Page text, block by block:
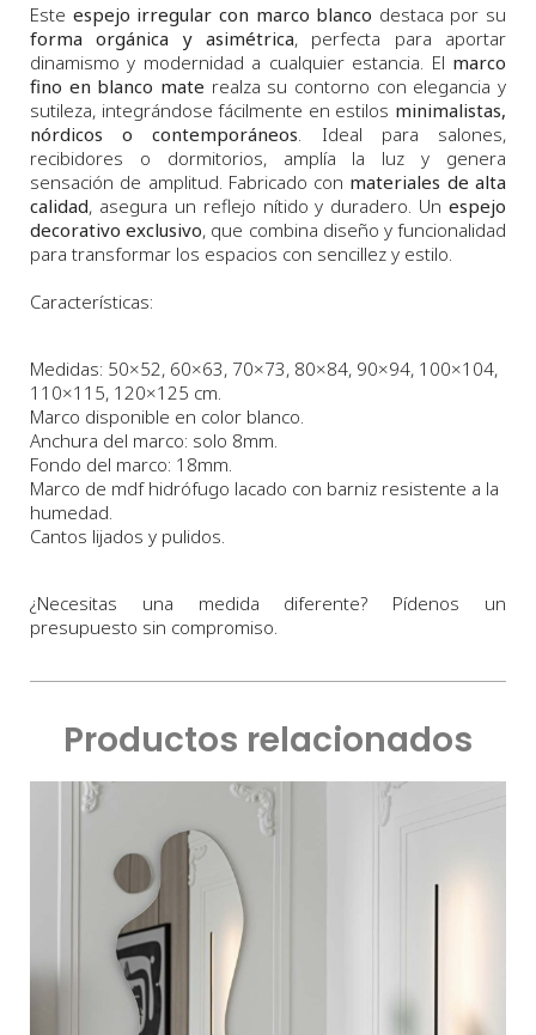
Este espejo irregular con marco blanco destaca por su
forma orgánica y asimétrica, perfecta para aportar
dinamismo y modernidad a cualquier estancia. El marco
fino en blanco mate realza su contorno con elegancia y
sutileza, integrándose fácilmente en estilos minimalistas,
nórdicos o contemporáneos . Ideal para salones,
recibidores o dormitorios, amplía la luz y genera
sensación de amplitud. Fabricado con materiales de alta
calidad, asegura un reflejo nítido y duradero. Un espejo
decorativo exclusivo, que combina diseño y funcionalidad
para transformar los espacios con sencillez y estilo.
Características:
Medidas: 50×52, 60×63, 70×73, 80×84, 90×94, 100×104,
110×115, 120×125 cm.
Marco disponible en color blanco.
Anchura del marco: solo 8mm.
Fondo del marco: 18mm
Marco de mdf hidrófugo lacado con barniz resistente a la
humedad.
Cantos lijados y pulidos.
¿Necesitas una medida diferente? Pídenos un
presupuesto sin compromiso.
Productos relacionados